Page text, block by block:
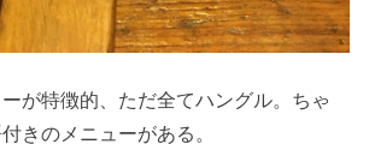
が特徴的、ただ全てハングル。ちゃ
きのメニューがある。